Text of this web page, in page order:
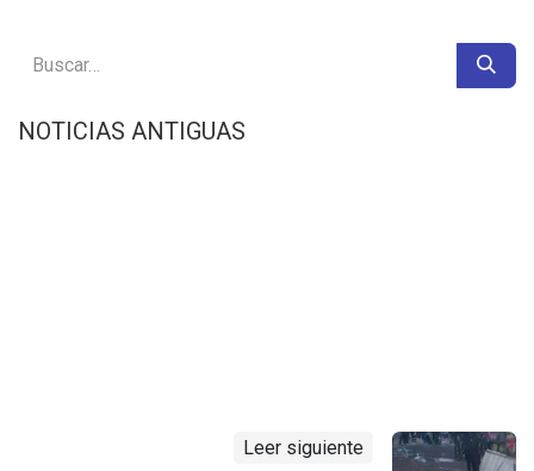
NOTICIAS ANTIGUAS
Leer siguiente